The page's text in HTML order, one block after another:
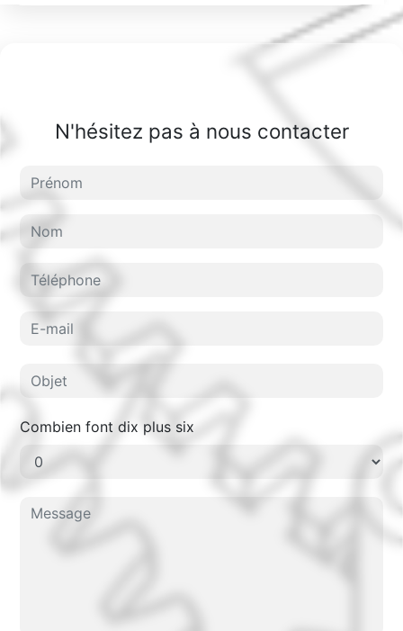
N'hésitez pas à nous contacter
Combien font dix plus six